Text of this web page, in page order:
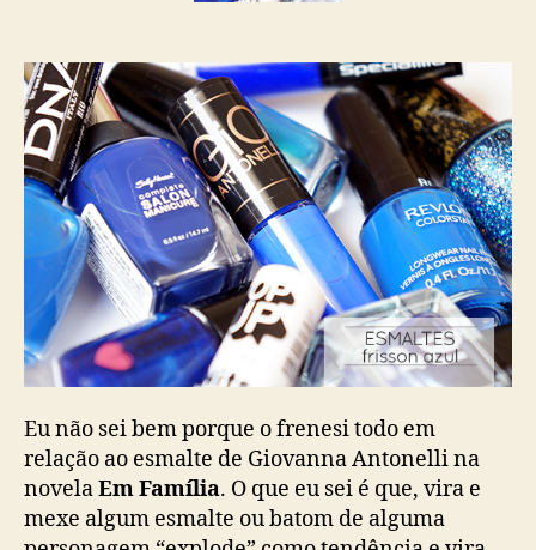
Eu não sei bem porque o frenesi todo em
relação ao esmalte de Giovanna Antonelli na
novelaEm Família. O que eu sei é que, vira e
mexe algum esmalte ou batom de alguma